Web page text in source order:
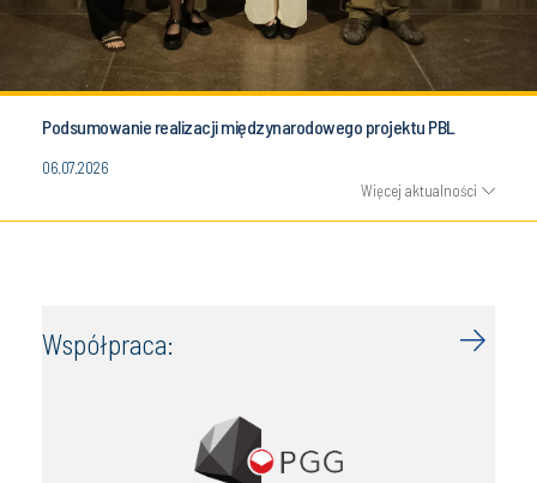
Podsumowanie realizacji międzynarodowego projektu PBL
06.07.2026
Więcej aktualności
Współpraca: